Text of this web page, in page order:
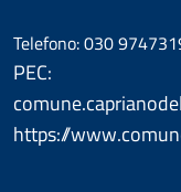
Telefono: 030
PEC:
https://